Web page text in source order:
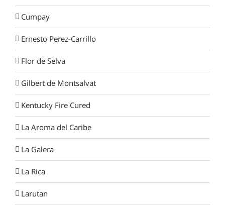
Cumpay
Ernesto Perez-Carrillo
Flor de Selva
Gilbert de Montsalvat
Kentucky Fire Cured
La Aroma del Caribe
La Galera
La Rica
Larutan